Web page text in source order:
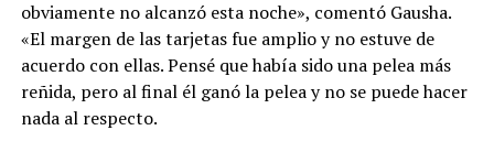
obviamente no alcanzó esta noche», comentó Gausha.
«El margen de las tarjetas fue amplio y no estuve de
acuerdo con ellas. Pensé que había sido una pelea más
reñida, pero al final él ganó la pelea y no se puede hacer
nada al respecto.